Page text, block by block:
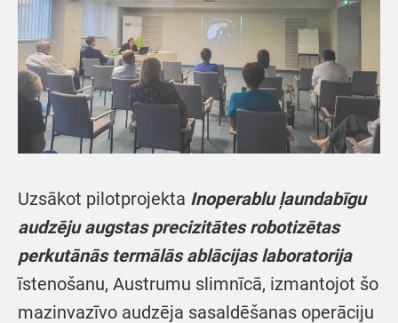
Uzsākot pilotprojekta Inoperablu ļaundabīgu
audzēju augstas precizitātes robotizētas
perkutānās termālās ablācijas laboratorija
īstenošanu, Austrumu slimnīcā, izmantojot šo
mazinvazīvo audzēja sasaldēšanas operāciju